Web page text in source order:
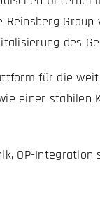
Reinsberg
des
für die
einer stabilen
OP-